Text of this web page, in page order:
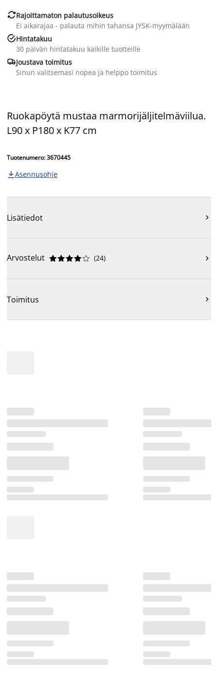
Rajoittamaton palautusoikeus
Ei aikarajaa - palauta mihin tahansa JYSK-myymälään
Hintatakuu
30 päivän hintatakuu kaikille tuotteille
Joustava toimitus
Sinun valitsemasi nopea ja helppo toimitus
Ruokapöytä mustaa marmorijäljitelmäviilua.
L90 x P180 x K77 cm
Tuotenumero: 3670445
 Asennusohje
Lisätiedot 
Arvostelut 




 (24) 
Toimitus 